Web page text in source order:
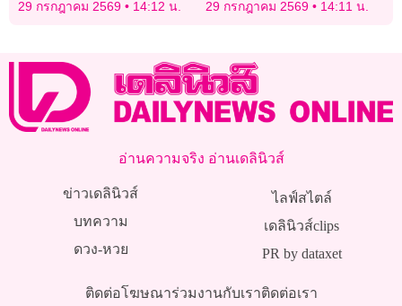
29 กรกฎาคม 2569 14:12 น. 29 กรกฎาคม 2569 14:11 น.
อ่านความจริง อ่านเดลินิวส์
ข่าวเดลินิวส์
บทความ
ดวง-หวย
ไลฟ์สไตล์
เดลินิวส์clips
PR by dataxet
ติดต่อโฆษณาร่วมงานกับเราติดต่อเรา